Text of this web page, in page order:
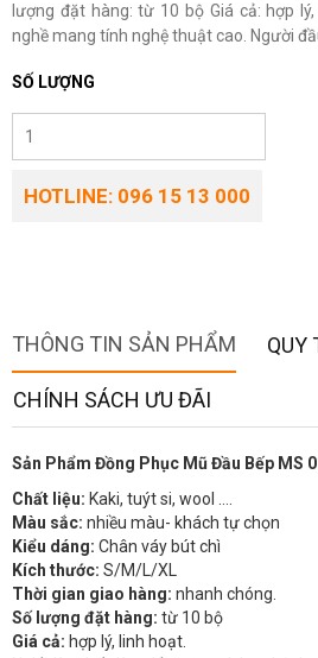
lượng đặt hàng: từ 10 bộ Giá cả: hợp
nghề mang tính nghệ thuật cao. Người
SỐ LƯỢNG
HOTLINE: 096 15 13 000
THÔNG TIN SẢN PHẨM QUY
CHÍNH SÁCH ƯU ĐÃI
Sản Phẩm Đồng Phục Mũ Đầu Bếp MS
Chất liệu: Kaki, tuýt si, wool ….
Màu sắc: nhiều màu- khách tự chọn
Kiểu dáng: Chân váy bút chì
Kích thước: S/M/L/XL
Thời gian giao hàng: nhanh chóng.
Số lượng đặt hàng: từ 10 bộ
Giá cả: hợp lý, linh hoạt.